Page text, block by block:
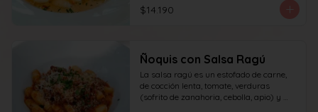
$14.190
Ñoquis con Salsa Ragú
La salsa ragú es un estofado de carne,
de cocción lenta, tomate, verduras
(sofrito de zanahoria, cebolla, apio) y